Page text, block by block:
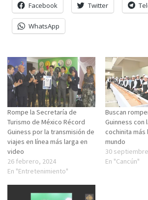
Facebook Twitter
WhatsApp
Rompe la Secretaría de
Turismo de México Récord
Guiness por la transmisión de
viajes en línea más larga en
video
26 febrero, 2024
En "Entretenimiento"
Buscan
Guinness con
cochinita más
mundo
30
En "Cancún"